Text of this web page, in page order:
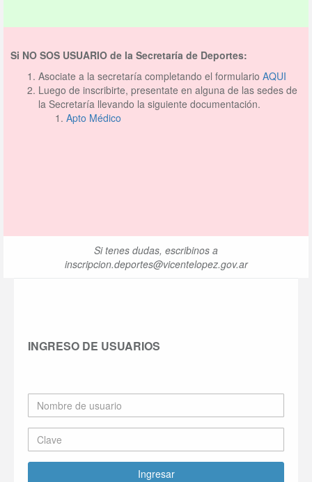
Si NO SOS USUARIO de la Secretaría de Deportes:
Asociate a la secretaría completando el formulario AQUI
Luego de inscribirte, presentate en alguna de las sedes de
la Secretaría llevando la siguiente documentación.
Apto Médico
Si tenes dudas, escribinos a
inscripcion.deportes@vicentelopez.gov.ar
INGRESO DE USUARIOS
Ingresar